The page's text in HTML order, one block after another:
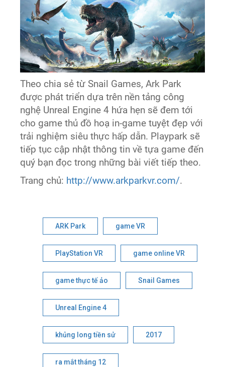
Theo chia sẻ từ Snail Games, Ark Park
được phát triển dựa trên nền tảng công
nghệ Unreal Engine 4 hứa hẹn sẽ đem tới
cho game thủ đồ hoạ in-game tuyệt đẹp với
trải nghiệm siêu thực hấp dẫn. Playpark sẽ
tiếp tục cập nhật thông tin về tựa game đến
quý bạn đọc trong những bài viết tiếp theo.
Trang chủ: http://www.arkparkvr.com/.
ARK Park game VR
PlayStation VR game online VR
game thực tế ảo Snail Games
Unreal Engine 4
khủng long tiền sử 2017
ra mắt tháng 12